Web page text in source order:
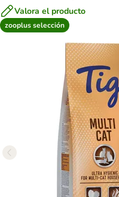
Valora el producto
zooplus selección